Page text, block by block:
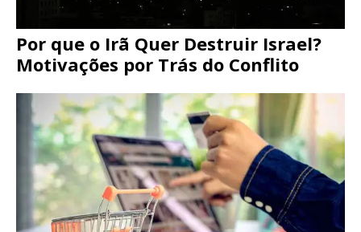
Por que o Irã Quer Destruir Israel?
Motivações por Trás do Conflito